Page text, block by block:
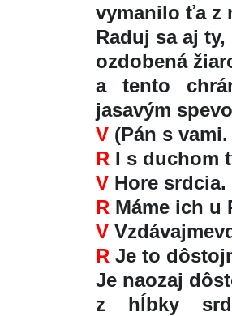
vymanilo ťa z
Raduj sa aj ty,
ozdobená
a tento
jasavým
V (Pán s vami.
R I s duchom
V Hore srdcia.
R Máme ich u
V
R Je to
Je naozaj
z hĺbky